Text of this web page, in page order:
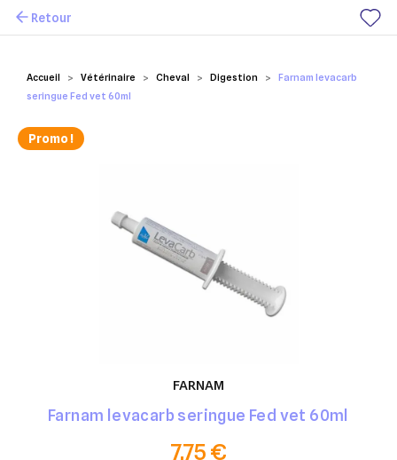
Mes favoris
Accueil Vétérinaire Cheval Digestion
Farnam levacarb
seringue Fed vet 60ml
Retour
FARNAM
Farnam levacarb seringue Fed vet 60ml
7,75 €
Promo !